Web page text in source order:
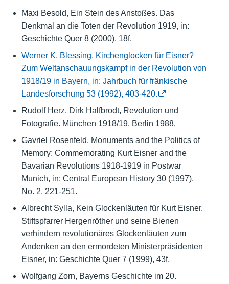
Maxi Besold, Ein Stein des Anstoßes. Das
Denkmal an die Toten der Revolution 1919, in:
Geschichte Quer 8 (2000), 18f.
Werner K. Blessing, Kirchenglocken für Eisner?
Zum Weltanschauungskampf in der Revolution von
1918/19 in Bayern, in: Jahrbuch für fränkische
Landesforschung 53 (1992), 403-420.
Rudolf Herz, Dirk Halfbrodt, Revolution und
Fotografie. München 1918/19, Berlin 1988.
Gavriel Rosenfeld, Monuments and the Politics of
Memory: Commemorating Kurt Eisner and the
Bavarian Revolutions 1918-1919 in Postwar
Munich, in: Central European History 30 (1997),
No. 2, 221-251.
Albrecht Sylla, Kein Glockenläuten für Kurt Eisner.
Stiftspfarrer Hergenröther und seine Bienen
verhindern revolutionäres Glockenläuten zum
Andenken an den ermordeten Ministerpräsidenten
Eisner, in: Geschichte Quer 7 (1999), 43f.
Wolfgang Zorn, Bayerns Geschichte im 20.